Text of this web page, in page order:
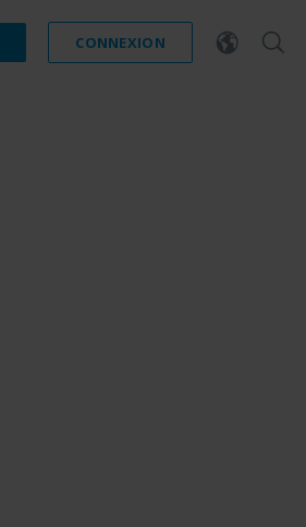
CONNEXION